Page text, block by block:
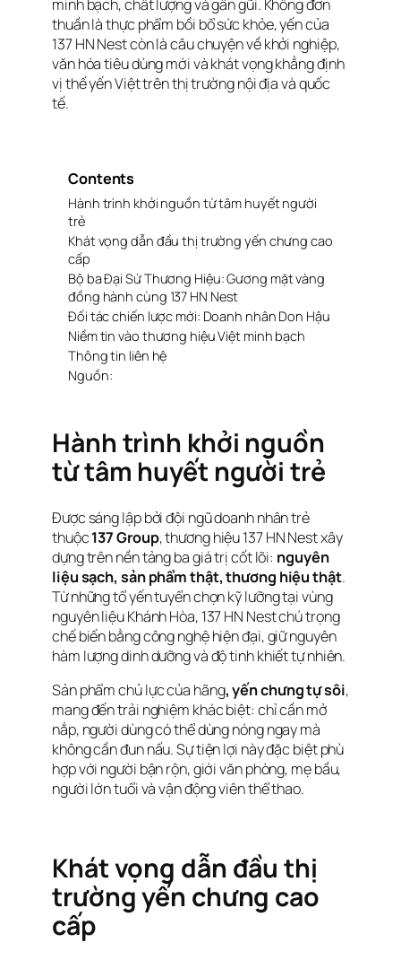
minh bạch, chất lượng và gần gũi. Không đơn
thuần là thực phẩm bồi bổ sức khỏe, yến của
137 HN Nest còn là câu chuyện về khởi nghiệp,
văn hóa tiêu dùng mới và khát vọng khẳng định
vị thế yến Việt trên thị trường nội địa và quốc
tế.
Contents
Hành trình khởi nguồn từ tâm huyết người
trẻ
Khát vọng dẫn đầu thị trường yến chưng cao
cấp
Bộ ba Đại Sứ Thương Hiệu: Gương mặt vàng
đồng hành cùng 137 HN Nest
Đối tác chiến lược mới: Doanh nhân Don Hậu
Niềm tin vào thương hiệu Việt minh bạch
Thông tin liên hệ
Nguồn:
Hành trình khởi nguồn
từ tâm huyết người trẻ
Được sáng lập bởi đội ngũ doanh nhân trẻ
thuộc137 Group, thương hiệu 137 HN Nest xây
dựng trên nền tảng ba giá trị cốt lõi: nguyên
liệu sạch, sản phẩm thật, thương hiệu thật.
Từ những tổ yến tuyển chọn kỹ lưỡng tại vùng
nguyên liệu Khánh Hòa, 137 HN Nest chú trọng
chế biến bằng công nghệ hiện đại, giữ nguyên
hàm lượng dinh dưỡng và độ tinh khiết tự nhiên.
Sản phẩm chủ lực của hãng, yến chưng tự sôi,
mang đến trải nghiệm khác biệt: chỉ cần mở
nắp, người dùng có thể dùng nóng ngay mà
không cần đun nấu. Sự tiện lợi này đặc biệt phù
hợp với người bận rộn, giới văn phòng, mẹ bầu,
người lớn tuổi và vận động viên thể thao.
Khát vọng dẫn đầu thị
trường yến chưng cao
cấp